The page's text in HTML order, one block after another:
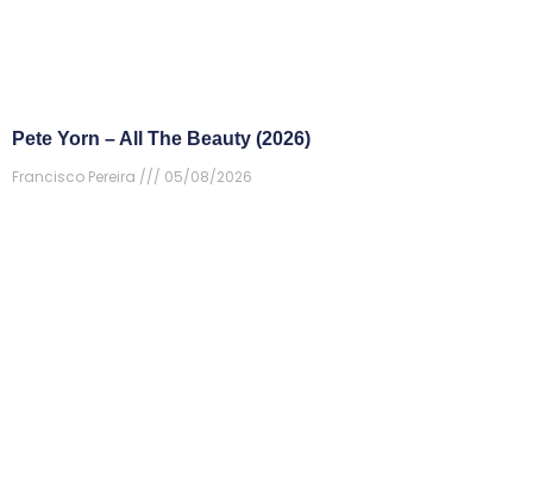
Pete Yorn – All The Beauty (2026)
Francisco Pereira
05/08/2026